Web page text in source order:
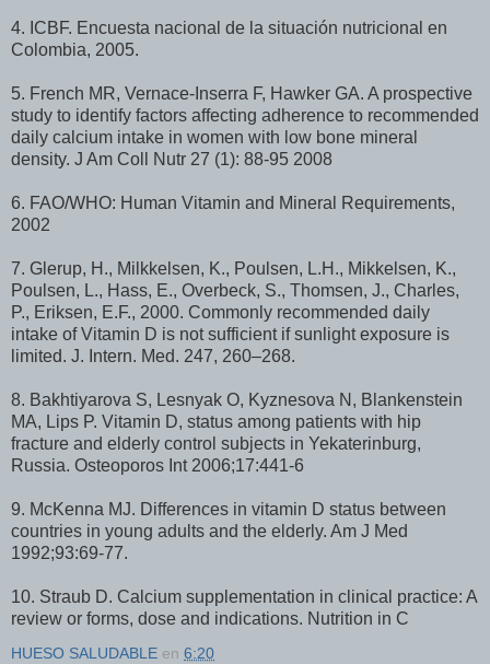
4. ICBF. Encuesta nacional de la situación nutricional en
Colombia, 2005.
5. French MR, Vernace-Inserra F, Hawker GA. A prospective
study to identify factors affecting adherence to recommended
daily calcium intake in women with low bone mineral
density. J Am Coll Nutr 27 (1): 88-95 2008
6. FAO/WHO: Human Vitamin and Mineral Requirements,
2002
7. Glerup, H., Milkkelsen, K., Poulsen, L.H., Mikkelsen, K.,
Poulsen, L., Hass, E., Overbeck, S., Thomsen, J., Charles,
P., Eriksen, E.F., 2000. Commonly recommended daily
intake of Vitamin D is not sufficient if sunlight exposure is
limited. J. Intern. Med. 247, 260–268.
8. Bakhtiyarova S, Lesnyak O, Kyznesova N, Blankenstein
MA, Lips P. Vitamin D, status among patients with hip
fracture and elderly control subjects in Yekaterinburg,
Russia. Osteoporos Int 2006;17:441-6
9. McKenna MJ. Differences in vitamin D status between
countries in young adults and the elderly. Am J Med
1992;93:69-77.
10. Straub D. Calcium supplementation in clinical practice: A
review or forms, dose and indications. Nutrition in C
HUESO SALUDABLE en 6:20